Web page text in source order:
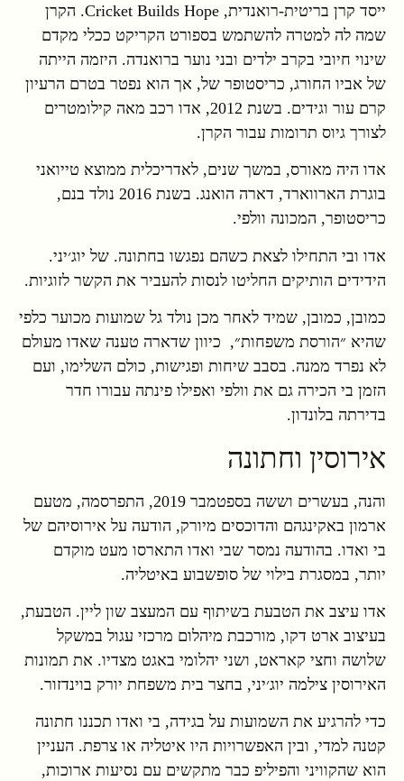
ייסד קרן בריטית-רואנדית, Cricket Builds Hope. הקרן
שמה לה למטרה להשתמש בספורט הקריקט ככלי מקדם
שינוי חיובי בקרב ילדים ובני נוער ברואנדה. היזמה הייתה
של אביו החורג, כריסטופר של, אך הוא נפטר בטרם הרעיון
קרם עור וגידים. בשנת 2012, אדו רכב מאה קילומטרים
לצורך גיוס תרומות עבור הקרן.
אדו היה מאורס, במשך שנים, לאדריכלית ממוצא טייואני
בוגרת הארווארד, דארה הואנג. בשנת 2016 נולד בנם,
כריסטופר, המכונה וולפי.
אדו ובי התחילו לצאת כשהם נפגשו בחתונה. של יוג׳יני.
הידידים הותיקים החליטו לנסות להעביר את הקשר לזוגיות.
כמובן, כמובן, שמיד לאחר מכן נולד גל שמועות מכוער כלפי
שהיא ״הורסת משפחות״, כיוון שדארה טענה שאדו מעולם
לא נפרד ממנה. בסבב שיחות ופגישות, כולם השלימו, ועם
הזמן בי הכירה גם את וולפי ואפילו פינתה עבורו חדר
בדירתה בלונדון.
אירוסין וחתונה
והנה, בעשרים וששה בספטמבר 2019, התפרסמה, מטעם
ארמון באקינגהם והדוכסים מיורק, הודעה על אירוסיהם של
בי ואדו. בהודעה נמסר שבי ואדו התארסו מעט מוקדם
יותר, במסגרת בילוי של סופשבוע באיטליה.
אדו עיצב את הטבעת בשיתוף עם המעצב שון ליין. הטבעת,
בעיצוב ארט דקו, מורכבת מיהלום מרכזי עגול במשקל
שלושה וחצי קאראט, ושני יהלומי באגט מצדיו. את תמונות
האירוסין צילמה יוג׳יני, בחצר בית משפחת יורק בוינדזור.
כדי להרגיע את השמועות על בגידה, בי ואדו תכננו חתונה
קטנה למדי, ובין האפשרויות היו איטליה או צרפת. העניין
הוא שהקוויני והפיליפ כבר מתקשים עם נסיעות ארוכות,